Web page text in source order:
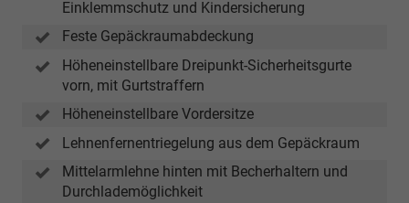
Einklemmschutz und Kindersicherung
Feste Gepäckraumabdeckung
Höheneinstellbare Dreipunkt-Sicherheitsgurte
vorn, mit Gurtstraffern
Höheneinstellbare Vordersitze
Lehnenfernentriegelung aus dem Gepäckraum
Mittelarmlehne hinten mit Becherhaltern und
Durchlademöglichkeit